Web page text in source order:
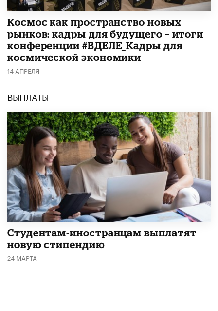
Космос как пространство новых
рынков: кадры для будущего – итоги
конференции #ВДЕЛЕ_Кадры для
космической экономики
14 АПРЕЛЯ
ВЫПЛАТЫ
Студентам-иностранцам выплатят
новую стипендию
24 МАРТА